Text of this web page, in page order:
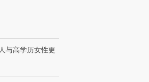
与高学历女性更